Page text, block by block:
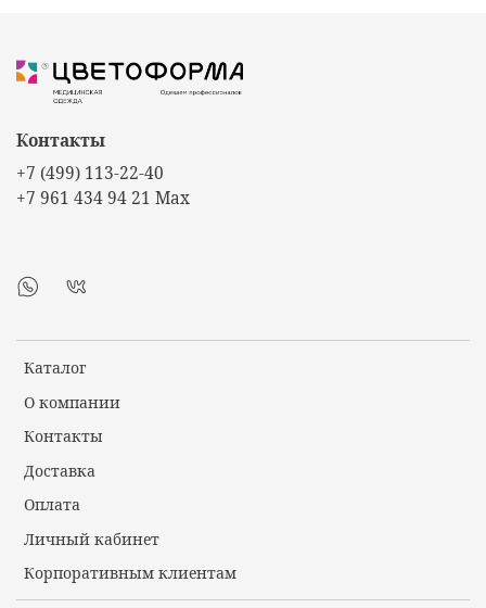
Каталог
О компании
Контакты
Доставка
Оплата
Личный кабинет
Корпоративным клиентам
Контакты
+7 (499) 113-22-40
+7 961 434 94 21 Max